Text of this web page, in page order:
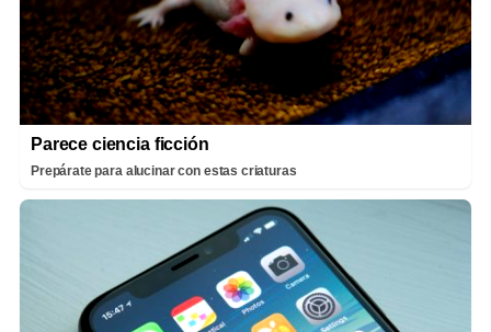
Parece ciencia ficción
Prepárate para alucinar con estas criaturas